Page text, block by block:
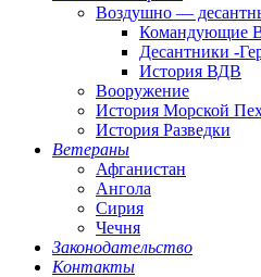
Воздушно —
Командующие
Десантники -
История ВДВ
Вооружение
История Морской
История Разведки
Ветераны
Афганистан
Ангола
Сирия
Чечня
Законодательство
Контакты